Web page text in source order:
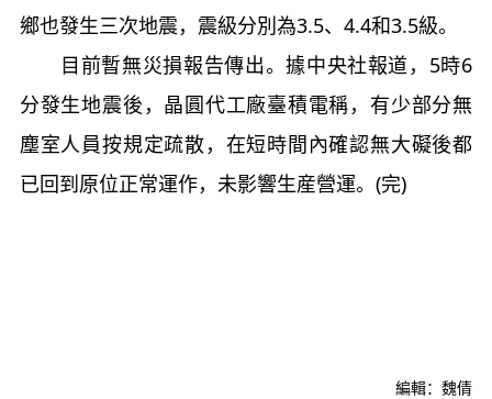
鄉也發生三次地震，震級分別為3.5、4.4和3.5級。
目前暫無災損報告傳出。據中央社報道，5時6
分發生地震後，晶圓代工廠臺積電稱，有少部分無
塵室人員按規定疏散，在短時間內確認無大礙後都
已回到原位正常運作，未影響生産營運。(完)
編輯：魏倩